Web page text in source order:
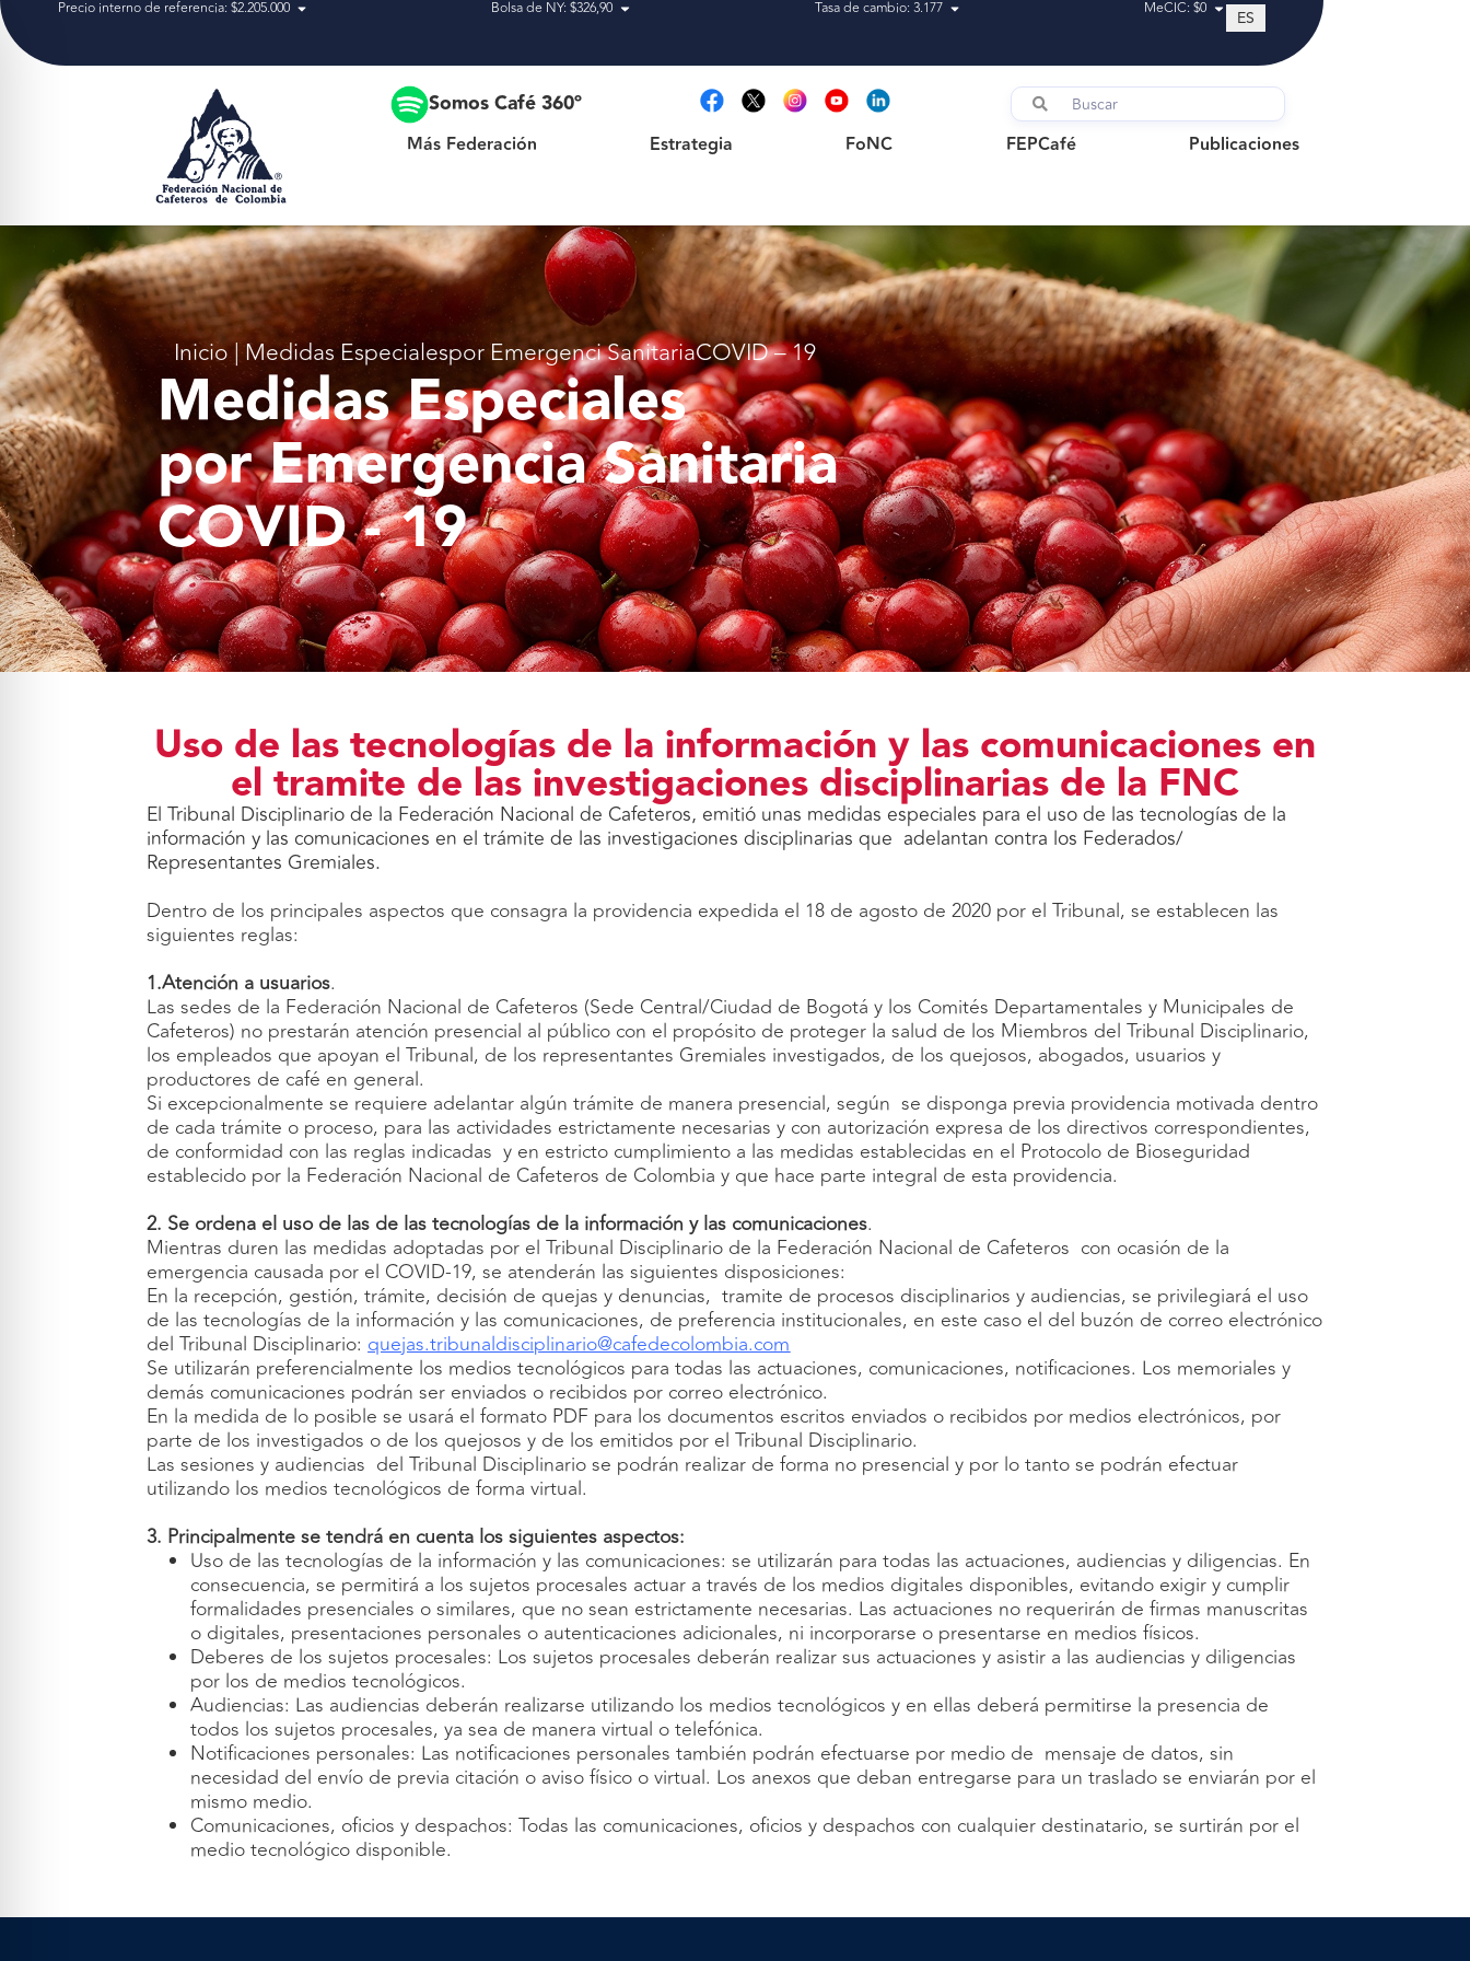
Precio interno de referencia: $2.205.000 Bolsa de NY: $326,90 Tasa de cambio: 3.177 MeCIC: $0 ES
Somos Café 360º
Más Federación Estrategia FoNC FEPCafé Publicaciones
Publicaciones
Inicio|Medidas Especialespor Emergenci SanitariaCOVID – 19
Medidas Especiales
por Emergencia Sanitaria
COVID - 19
Uso de las tecnologías de la información y las comunicaciones en
el tramite de las investigaciones disciplinarias de la FNC
El Tribunal Disciplinario de la Federación Nacional de Cafeteros, emitió unas medidas especiales para el uso de las tecnologías de la
información y las comunicaciones en el trámite de las investigaciones disciplinarias que adelantan contra los Federados/
Representantes Gremiales.
Dentro de los principales aspectos que consagra la providencia expedida el 18 de agosto de 2020 por el Tribunal, se establecen las
siguientes reglas:
1.Atención a usuarios.
Las sedes de la Federación Nacional de Cafeteros (Sede Central/Ciudad de Bogotá y los Comités Departamentales y Municipales de
Cafeteros) no prestarán atención presencial al público con el propósito de proteger la salud de los Miembros del Tribunal Disciplinario,
los empleados que apoyan el Tribunal, de los representantes Gremiales investigados, de los quejosos, abogados, usuarios y
productores de café en general.
Si excepcionalmente se requiere adelantar algún trámite de manera presencial, según se disponga previa providencia motivada dentro
de cada trámite o proceso, para las actividades estrictamente necesarias y con autorización expresa de los directivos correspondientes,
de conformidad con las reglas indicadas y en estricto cumplimiento a las medidas establecidas en el Protocolo de Bioseguridad
establecido por la Federación Nacional de Cafeteros de Colombia y que hace parte integral de esta providencia.
2. Se ordena el uso de las de las tecnologías de la información y las comunicaciones.
Mientras duren las medidas adoptadas por el Tribunal Disciplinario de la Federación Nacional de Cafeteros con ocasión de la
emergencia causada por el COVID-19, se atenderán las siguientes disposiciones:
En la recepción, gestión, trámite, decisión de quejas y denuncias, tramite de procesos disciplinarios y audiencias, se privilegiará el uso
de las tecnologías de la información y las comunicaciones, de preferencia institucionales, en este caso el del buzón de correo electrónico
del Tribunal Disciplinario:quejas.tribunaldisciplinario@cafedecolombia.com
Se utilizarán preferencialmente los medios tecnológicos para todas las actuaciones, comunicaciones, notificaciones. Los memoriales y
demás comunicaciones podrán ser enviados o recibidos por correo electrónico.
En la medida de lo posible se usará el formato PDF para los documentos escritos enviados o recibidos por medios electrónicos, por
parte de los investigados o de los quejosos y de los emitidos por el Tribunal Disciplinario.
Las sesiones y audiencias del Tribunal Disciplinario se podrán realizar de forma no presencial y por lo tanto se podrán efectuar
utilizando los medios tecnológicos de forma virtual.
3. Principalmente se tendrá en cuenta los siguientes aspectos:
Uso de las tecnologías de la información y las comunicaciones: se utilizarán para todas las actuaciones, audiencias y diligencias. En
consecuencia, se permitirá a los sujetos procesales actuar a través de los medios digitales disponibles, evitando exigir y cumplir
formalidades presenciales o similares, que no sean estrictamente necesarias. Las actuaciones no requerirán de firmas manuscritas
o digitales, presentaciones personales o autenticaciones adicionales, ni incorporarse o presentarse en medios físicos.
Deberes de los sujetos procesales: Los sujetos procesales deberán realizar sus actuaciones y asistir a las audiencias y diligencias
por los de medios tecnológicos.
Audiencias: Las audiencias deberán realizarse utilizando los medios tecnológicos y en ellas deberá permitirse la presencia de
todos los sujetos procesales, ya sea de manera virtual o telefónica.
Notificaciones personales: Las notificaciones personales también podrán efectuarse por medio de mensaje de datos, sin
necesidad del envío de previa citación o aviso físico o virtual. Los anexos que deban entregarse para un traslado se enviarán por el
mismo medio.
Comunicaciones, oficios y despachos: Todas las comunicaciones, oficios y despachos con cualquier destinatario, se surtirán por el
medio tecnológico disponible.